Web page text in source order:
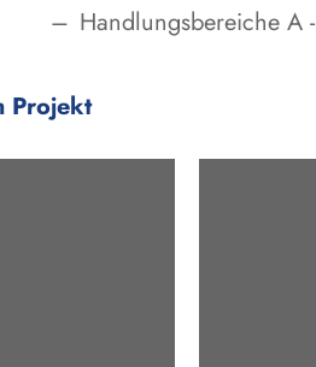
Handlungsbereiche A
Projekt